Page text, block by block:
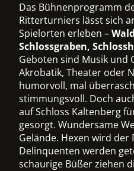
Das Bühnenprogramm
Ritterturniers lässt sich
Spielorten erleben –
Schlossgraben,
Geboten sind Musik und
Akrobatik, Theater oder
humorvoll, mal
stimmungsvoll. Doch
auf Schloss Kaltenberg
gesorgt. Wundersame
Gelände. Hexen wird der
Delinquenten werden
schaurige Büßer ziehen